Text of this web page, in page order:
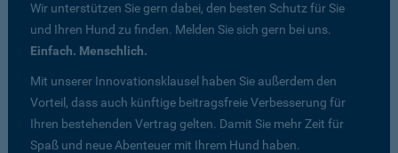
Wir unterstützen Sie gern dabei, den besten Schutz für Sie
und Ihren Hund zu finden. Melden Sie sich gern bei uns.
Einfach. Menschlich.
Mit unserer Innovationsklausel haben Sie außerdem den
Vorteil, dass auch künftige beitragsfreie Verbesserung für
Ihren bestehenden Vertrag gelten. Damit Sie mehr Zeit für
Spaß und neue Abenteuer mit Ihrem Hund haben.